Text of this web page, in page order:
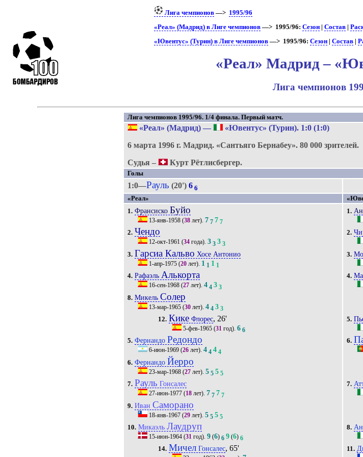
Лига чемпионов —> 1995/96
«Реал» (Мадрид) в Лиге чемпионов —> 1995/96:Сезон |Состав |
«Ювентус» (Турин) в Лиге чемпионов —> 1995/96:Сезон |Состав |
«Реал» Мадрид –
Лига чемпионов
Лига чемпионов 1995/96. 1/4 финала. Первый матч.
«Реал» (Мадрид) — «Ювентус» (Турин). 1:0 (1:0)
6 марта 1996 г.Мадрид. «Сантьяго Бернабеу».80 000 зрителей.
Судья –
Курт Рётлисбергер.
Голы
1:0—Рауль (20')6 6
«Реал»
1. Франсиско Буйо
13-янв-1958 (38 лет).7 7 7 7
2. Чендо
12-окт-1961 (34 года).3 3 3 3
3. Гарсиа Кальво Хосе Антонио
1-апр-1975 (20 лет). 1 1 1 1
4. Рафаэль Алькорта
16-сен-1968 (27 лет).4 4 3 3
8. МикельСолер
13-мар-1965 (30 лет).4 4 3 3
12. Кике Флорес, 26'
5-фев-1965(31год). 6 6
5. ФернандоРедондо
6-июн-1969 (26 лет).4 4 4 4
6. Фернандо Йерро
23-мар-1968 (27 лет).5 5 5 5
7. Рауль Гонсалес
27-июн-1977 (18 лет).7 7 7 7
9. ИванСаморано
18-янв-1967 (29 лет).5 5 5 5
10. МикаэльЛаудруп
15-июн-1964 (31 год).9 (6) 6 9 (6) 6
14. Мичел Гонсалес, 65'
1.
2.
3.
4.
5.
6.
7.
8.
11.